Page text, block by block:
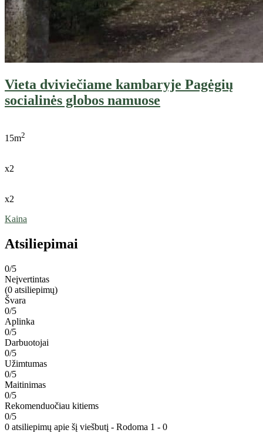
Vieta dviviečiame kambaryje Pagėgių
socialinės globos namuose
15m2
x2
x2
Kaina
Atsiliepimai
0/5
Neįvertintas
(0 atsiliepimų)
Švara
0/5
Aplinka
0/5
Darbuotojai
0/5
Užimtumas
0/5
Maitinimas
0/5
Rekomenduočiau kitiems
0/5
0 atsiliepimų apie šį viešbutį - Rodoma 1 - 0